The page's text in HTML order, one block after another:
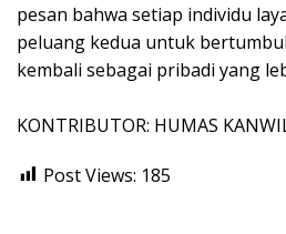
pesan bahwa setiap individu
peluang kedua untuk
kembali sebagai pribadi yang
KONTRIBUTOR: HUMAS
Post Views: 185